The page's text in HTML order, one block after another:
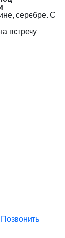
серебре. С
встречу
Позвонить